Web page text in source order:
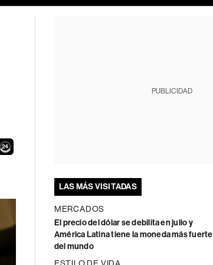
22
PUBLICIDAD
LAS MÁS VISITADAS
MERCADOS
El precio del dólar se debilita en julio y
América Latina tiene la moneda más fuerte
del mundo